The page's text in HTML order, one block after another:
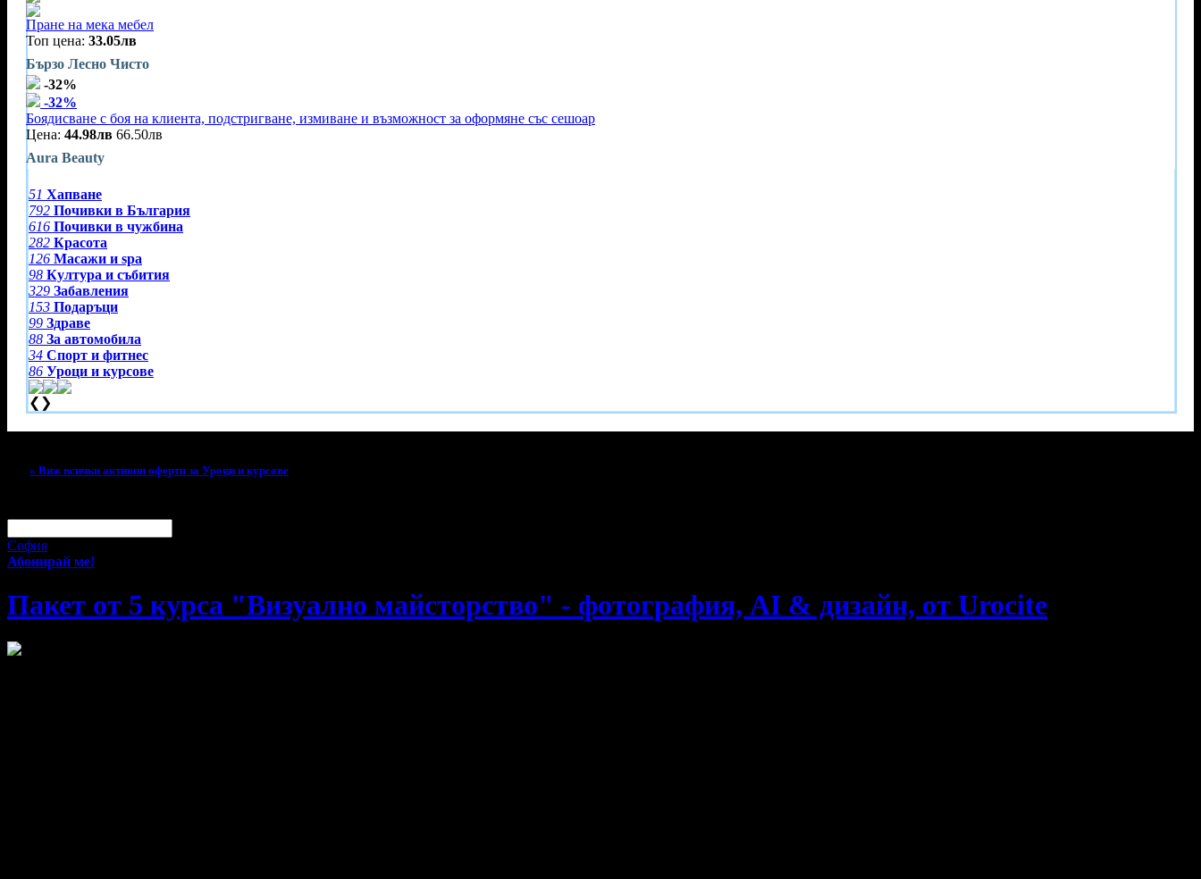
Пране на мека мебел
Топ цена: 33.05лв
Бързо Лесно Чисто
-32%
-32%
Боядисване с боя на клиента, подстригване, измиване и възможност за оформяне със сешоар
Цена: 44.98лв 66.50лв
Aura Beauty
51 Хапване
792 Почивки в България
616 Почивки в чужбина
282 Красота
126 Масажи и spa
98 Култура и събития
329 Забавления
153 Подаръци
99 Здраве
88 За автомобила
34 Спорт и фитнес
86 Уроци и курсове
❮ ❯
» Виж всички активни оферти за Уроци и курсове
София
Абонирай ме!
Пакет от 5 курса "Визуално майсторство" - фотография, AI & дизайн, от Urocite